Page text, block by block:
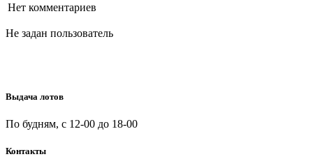
Нет комментариев
Не задан пользователь
Выдача лотов
По будням, с 12-00 до 18-00
Контакты